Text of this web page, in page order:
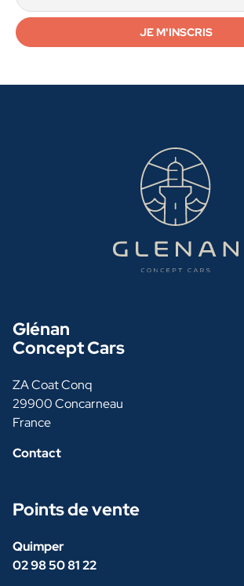
Glénan
Concept Cars
ZA Coat Conq
29900 Concarneau
France
Contact
Points de vente
Quimper
02 98 50 81 22